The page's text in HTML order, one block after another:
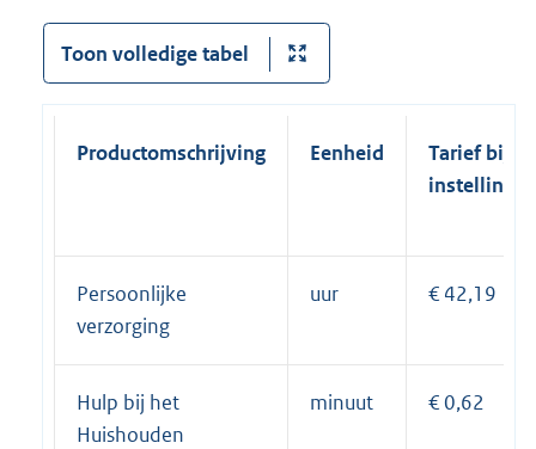
Toon volledige tabel
Productomschrijving Eenheid
Tarief bij
instelling
Persoonlijke
verzorging
uur € 42,19
Hulp bij het
Huishouden
minuut € 0,62